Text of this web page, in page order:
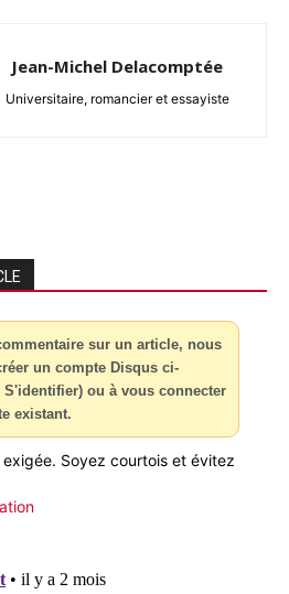
Jean-Michel Delacomptée
Universitaire, romancier et essayiste
sur un article, nous
un compte Disqus ci-
ou à vous connecter
existant.
Soyez courtois et évitez